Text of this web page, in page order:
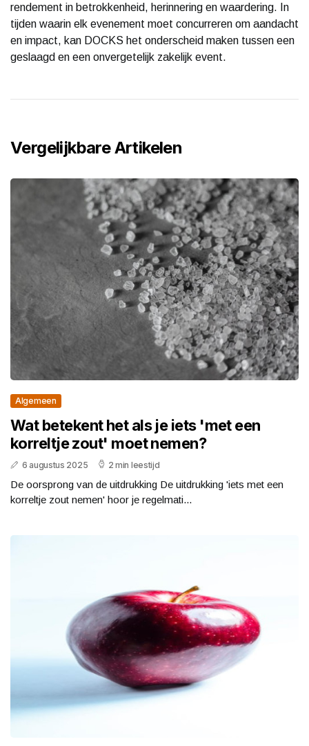
rendement in betrokkenheid, herinnering en waardering. In
tijden waarin elk evenement moet concurreren om aandacht
en impact, kan DOCKS het onderscheid maken tussen een
geslaagd en een onvergetelijk zakelijk event.
Vergelijkbare Artikelen
Algemeen
Wat betekent het als je iets 'met een
korreltje zout' moet nemen?
6 augustus 2025 2 min leestijd
De oorsprong van de uitdrukking De uitdrukking 'iets met een
korreltje zout nemen' hoor je regelmati...